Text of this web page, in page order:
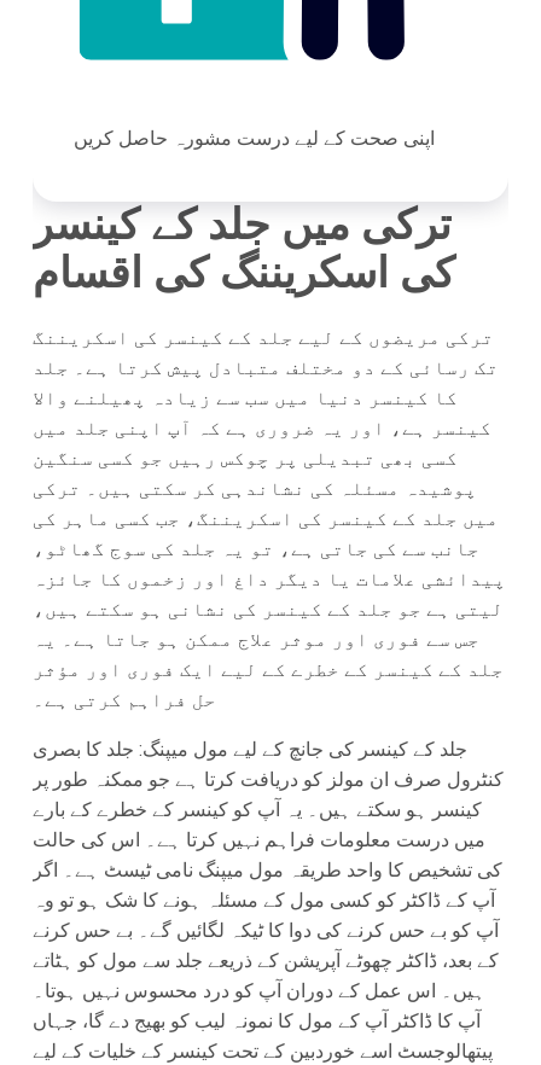
اپنی صحت کے لیے درست مشورہ حاصل کریں
ترکی میں جلد کے کینسر
کی اسکریننگ کی اقسام
ترکی مریضوں کے لیے جلد کے کینسر کی اسکریننگ
تک رسائی کے دو مختلف متبادل پیش کرتا ہے۔ جلد
کا کینسر دنیا میں سب سے زیادہ پھیلنے والا
کینسر ہے، اور یہ ضروری ہے کہ آپ اپنی جلد میں
کسی بھی تبدیلی پر چوکس رہیں جو کسی سنگین
پوشیدہ مسئلہ کی نشاندہی کر سکتی ہیں۔ ترکی
میں جلد کے کینسر کی اسکریننگ، جب کسی ماہر کی
جانب سے کی جاتی ہے، تو یہ جلد کی سوج گھاٹو،
پیدائشی علامات یا دیگر داغ اور زخموں کا جائزہ
لیتی ہے جو جلد کے کینسر کی نشانی ہو سکتے ہیں،
جس سے فوری اور موثر علاج ممکن ہو جاتا ہے۔ یہ
جلد کے کینسر کے خطرے کے لیے ایک فوری اور مؤثر
حل فراہم کرتی ہے۔
جلد کے کینسر کی جانچ کے لیے مول میپنگ: جلد کا بصری
کنٹرول صرف ان مولز کو دریافت کرتا ہے جو ممکنہ طور پر
کینسر ہو سکتے ہیں۔ یہ آپ کو کینسر کے خطرے کے بارے
میں درست معلومات فراہم نہیں کرتا ہے۔ اس کی حالت
کی تشخیص کا واحد طریقہ مول میپنگ نامی ٹیسٹ ہے۔ اگر
آپ کے ڈاکٹر کو کسی مول کے مسئلہ ہونے کا شک ہو تو وہ
آپ کو بے حس کرنے کی دوا کا ٹیکہ لگائیں گے۔ بے حس کرنے
کے بعد، ڈاکٹر چھوٹے آپریشن کے ذریعے جلد سے مول کو ہٹاتے
ہیں۔ اس عمل کے دوران آپ کو درد محسوس نہیں ہوتا۔
آپ کا ڈاکٹر آپ کے مول کا نمونہ لیب کو بھیج دے گا، جہاں
پیتھالوجسٹ اسے خوردبین کے تحت کینسر کے خلیات کے لیے